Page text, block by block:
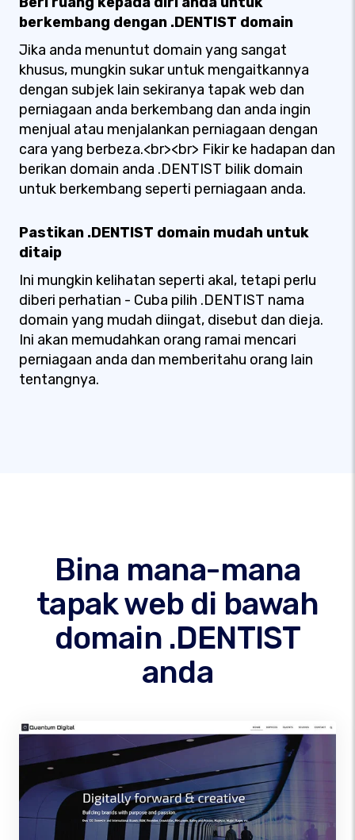
berkembang dengan .DENTIST domain
Jika anda menuntut domain yang sangat
khusus, mungkin sukar untuk mengaitkannya
dengan subjek lain sekiranya tapak web dan
perniagaan anda berkembang dan anda ingin
menjual atau menjalankan perniagaan dengan
cara yang berbeza.<br><br> Fikir ke hadapan dan
berikan domain anda .DENTIST bilik domain
untuk berkembang seperti perniagaan anda.
Pastikan .DENTIST domain mudah untuk
ditaip
Ini mungkin kelihatan seperti akal, tetapi perlu
diberi perhatian - Cuba pilih .DENTIST nama
domain yang mudah diingat, disebut dan dieja.
Ini akan memudahkan orang ramai mencari
perniagaan anda dan memberitahu orang lain
tentangnya.
Bina mana-mana
tapak web di bawah
domain .DENTIST
anda